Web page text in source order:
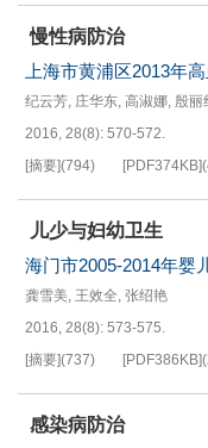
慢性病防治
上海市黄浦区2013年
纪云芳, 庄华东, 高淑娜, 殷丽
2016, 28(8): 570-572.
[摘要](794) [PDF374KB](
儿少与妇幼卫生
海门市2005-2014年婴
龚雪美, 王效全, 张绍艳
2016, 28(8): 573-575.
[摘要](737) [PDF386KB](
感染病防治